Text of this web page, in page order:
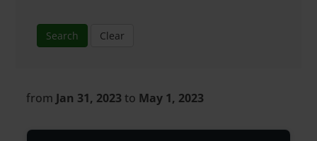
Search Clear
from Jan 31, 2023 to May 1, 2023